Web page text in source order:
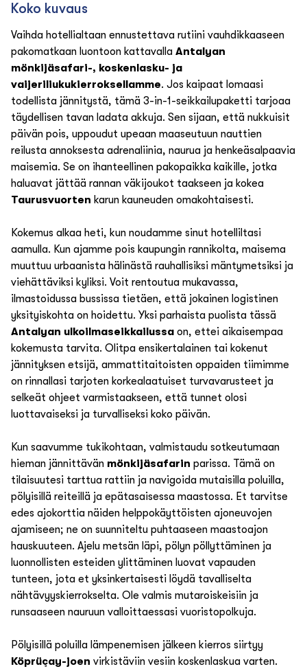
Koko kuvaus
Vaihda hotellialtaan ennustettava rutiini vauhdikkaaseen
pakomatkaan luontoon kattavalla Antalyan
mönkijäsafari-, koskenlasku- ja
vaijeriliukukierroksellamme. Jos kaipaat lomaasi
todellista jännitystä, tämä 3-in-1-seikkailupaketti tarjoaa
täydellisen tavan ladata akkuja. Sen sijaan, että nukkuisit
päivän pois, uppoudut upeaan maaseutuun nauttien
reilusta annoksesta adrenaliinia, naurua ja henkeäsalpaavia
maisemia. Se on ihanteellinen pakopaikka kaikille, jotka
haluavat jättää rannan väkijoukot taakseen ja kokea
Taurusvuorten karun kauneuden omakohtaisesti.
Kokemus alkaa heti, kun noudamme sinut hotelliltasi
aamulla. Kun ajamme pois kaupungin rannikolta, maisema
muuttuu urbaanista hälinästä rauhallisiksi mäntymetsiksi ja
viehättäviksi kyliksi. Voit rentoutua mukavassa,
ilmastoidussa bussissa tietäen, että jokainen logistinen
yksityiskohta on hoidettu. Yksi parhaista puolista tässä
Antalyan ulkoilmaseikkailussa on, ettei aikaisempaa
kokemusta tarvita. Olitpa ensikertalainen tai kokenut
jännityksen etsijä, ammattitaitoisten oppaiden tiimimme
on rinnallasi tarjoten korkealaatuiset turvavarusteet ja
selkeät ohjeet varmistaakseen, että tunnet olosi
luottavaiseksi ja turvalliseksi koko päivän.
Kun saavumme tukikohtaan, valmistaudu sotkeutumaan
hieman jännittävän mönkijäsafarin parissa. Tämä on
tilaisuutesi tarttua rattiin ja navigoida mutaisilla poluilla,
pölyisillä reiteillä ja epätasaisessa maastossa. Et tarvitse
edes ajokorttia näiden helppokäyttöisten ajoneuvojen
ajamiseen; ne on suunniteltu puhtaaseen maastoajon
hauskuuteen. Ajelu metsän läpi, pölyn pöllyttäminen ja
luonnollisten esteiden ylittäminen luovat vapauden
tunteen, jota et yksinkertaisesti löydä tavalliselta
nähtävyyskierrokselta. Ole valmis mutaroiskeisiin ja
runsaaseen nauruun valloittaessasi vuoristopolkuja.
Pölyisillä poluilla lämpenemisen jälkeen kierros siirtyy
Köprüçay-joen virkistäviin vesiin koskenlaskua varten.